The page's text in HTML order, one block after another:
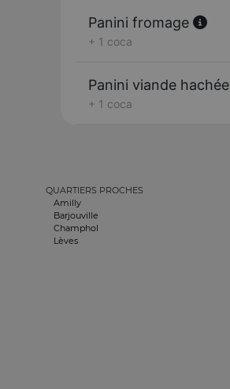
Panini fromage
+ 1 coca
Panini viande hachée
+ 1 coca
QUARTIERS PROCHES
Amilly
Barjouville
Champhol
Lèves